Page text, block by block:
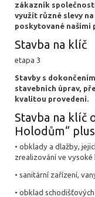
zákazník
využít různé slevy
poskytované našimi
Stavba na klíč
etapa 3
Stavby s
stavebních úprav,
kvalitou provedení.
Stavba na klíč
Holodům“
• obklady a dlažby,
zrealizování ve vysoké
• sanitární zařízení,
• obklad